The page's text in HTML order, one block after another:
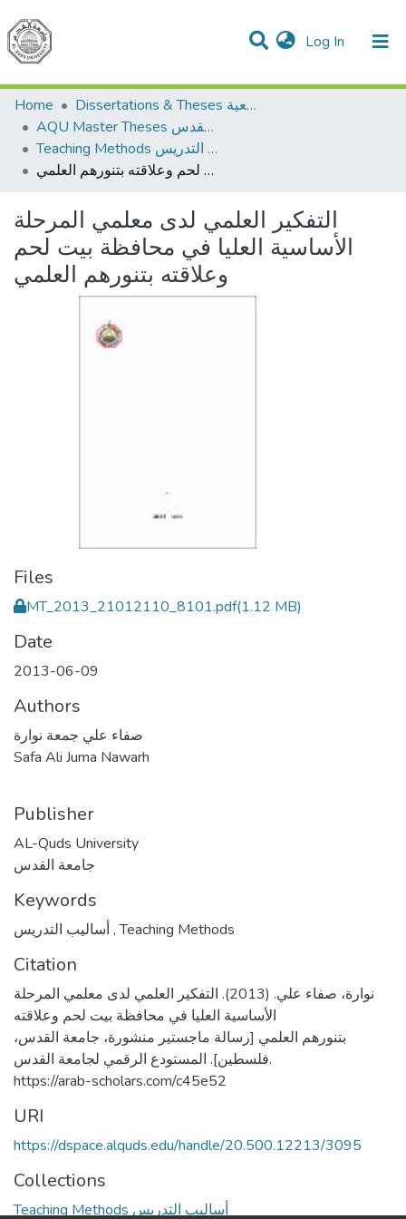
Log In (current)
Communities & Collections
All of DSpace
Home
Dissertations & Theses الرسائل الجامعية
AQU Master Theses الرسائل الجامعية الخاصة بجامعة القدس
Teaching Methods أساليب التدريس
التفكير العلمي لدى معلمي المرحلة الأساسية العليا في محافظة بيت لحم وعلاقته بتنورهم العلمي
التفكير العلمي لدى معلمي المرحلة
الأساسية العليا في محافظة بيت لحم
وعلاقته بتنورهم العلمي
Files
MT_2013_21012110_8101.pdf(1.12 MB)
Date
2013-06-09
Authors
صفاء علي جمعة نوارة
Safa Ali Juma Nawarh
Publisher
AL-Quds University
جامعة القدس
Keywords
,Teaching Methods
Citation
نوارة، صفاء علي. (2013). التفكير العلمي لدى معلمي المرحلة
الأساسية العليا في محافظة بيت لحم وعلاقته
بتنورهم العلمي [رسالة ماجستير منشورة، جامعة القدس،
فلسطين]. المستودع الرقمي لجامعة القدس.
https://arab-scholars.com/c45e52
URI
https://dspace.alquds.edu/handle/20.500.12213/3095
Collections
Teaching Methods أساليب التدريس